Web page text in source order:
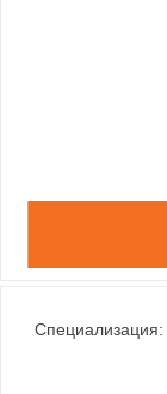
Специализация: